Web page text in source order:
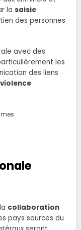
la saisie
des personnes
avec des
les
des liens
violence
collaboration
pays sources du